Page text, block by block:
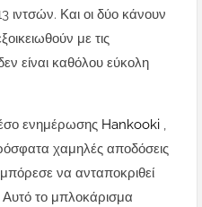
ιντσών. Και οι δύο κάνουν
με τις
είναι καθόλου εύκολη
ενημέρωσης Hankooki ,
χαμηλές αποδόσεις
να ανταποκριθεί
το μπλοκάρισμα